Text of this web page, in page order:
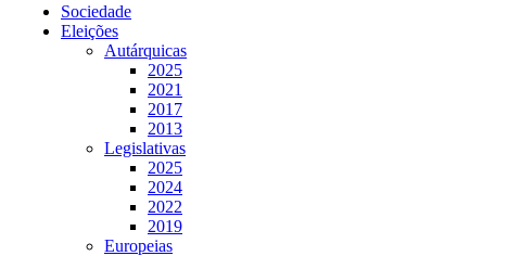
Sociedade
Eleições
Autárquicas
2025
2021
2017
2013
Legislativas
2025
2024
2022
2019
Europeias